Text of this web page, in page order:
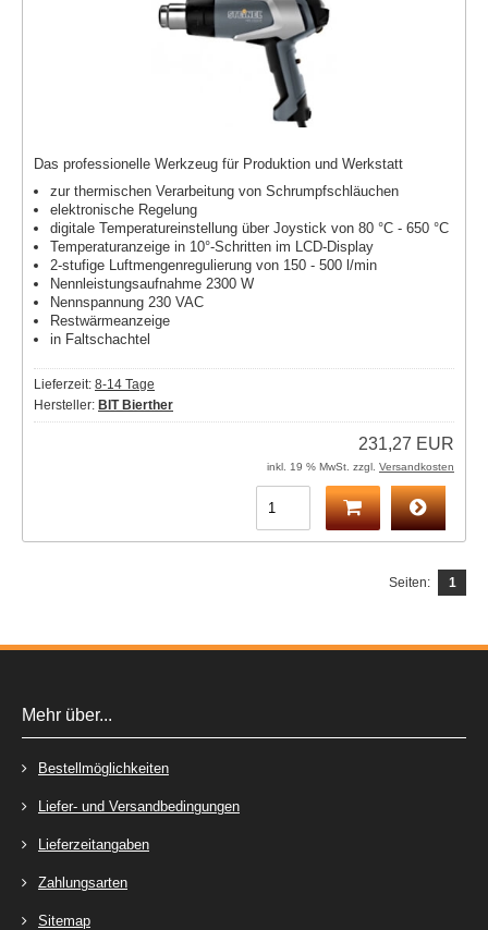
Das professionelle Werkzeug für Produktion und Werkstatt
zur thermischen Verarbeitung von Schrumpfschläuchen
elektronische Regelung
digitale Temperatureinstellung über Joystick von 80 °C - 650 °C
Temperaturanzeige in 10°-Schritten im LCD-Display
2-stufige Luftmengenregulierung von 150 - 500 l/min
Nennleistungsaufnahme 2300 W
Nennspannung 230 VAC
Restwärmeanzeige
in Faltschachtel
Lieferzeit: 8-14 Tage
Hersteller: BIT Bierther
231,27 EUR
inkl. 19 % MwSt. zzgl. Versandkosten
Seiten: 1
Mehr über...
Bestellmöglichkeiten
Liefer- und Versandbedingungen
Lieferzeitangaben
Zahlungsarten
Sitemap